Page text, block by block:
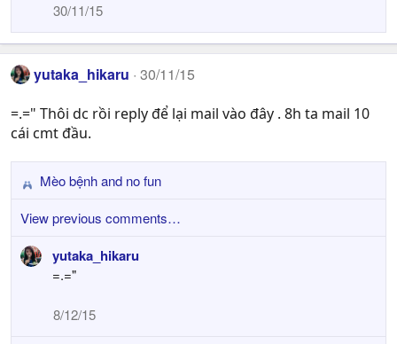
30/11/15
yutaka_hikaru 30/11/15
=.=" Thôi dc rồi reply để lại mail vào đây . 8h ta mail 10
cái cmt đầu.
R
a
c
t
Mèo bệnhand no fun
View previous comments…
yutaka_hikaru
=.="
8/12/15